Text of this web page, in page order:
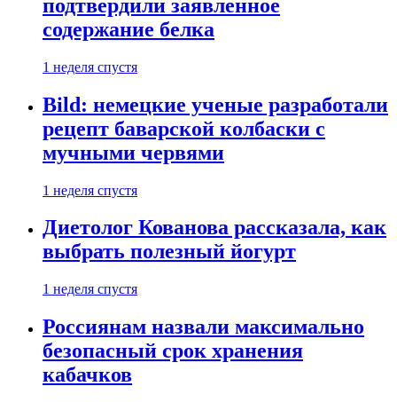
подтвердили заявленное
содержание белка
1 неделя спустя
Bild: немецкие ученые разработали
рецепт баварской колбаски с
мучными червями
1 неделя спустя
Диетолог Кованова рассказала, как
выбрать полезный йогурт
1 неделя спустя
Россиянам назвали максимально
безопасный срок хранения
кабачков